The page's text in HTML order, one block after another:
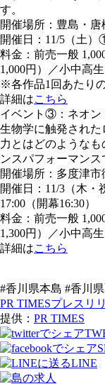
す。
開催場所：豊島・
開催日：11/5（土
料金：前売一般
1,000円）／小中高
※各作品1回あたり
詳細はこちら
イベント③：ネオン
生物学に触発され
力とはどのような
ンスパフォーマンス
開催場所：多度津
開催日：11/3（木
17:00（開幕16:30）
料金：前売一般
1,300円）／小中高
詳細はこちら
#香川県本島 #香川
PR TIMESプレスリ
提供： PR TIMES
LINE